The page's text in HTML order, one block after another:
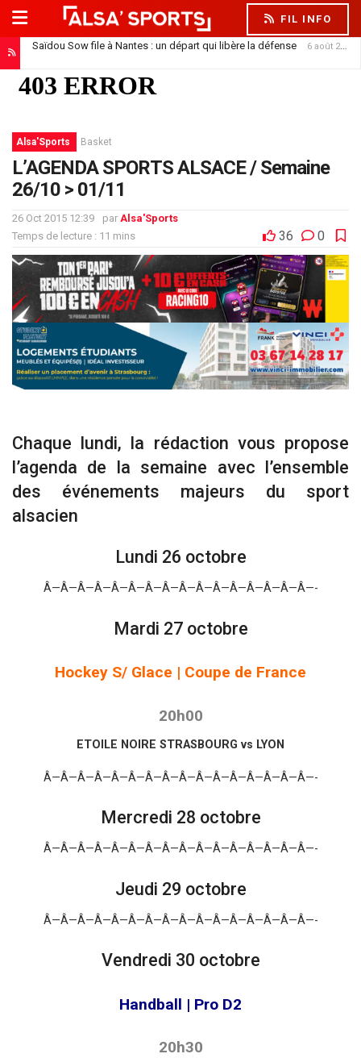
FIL INFO
Saïdou Sow file à Nantes : un départ qui libère la défense 6 août 2026
Alsa'Sports Basket
L’AGENDA SPORTS ALSACE / Semaine
26/10 > 01/11
26 Oct 2015 12:39 par Alsa'Sports
Temps de lecture : 11 mins
36 0
Chaque lundi, la rédaction vous propose
l’agenda de la semaine avec l’ensemble
des événements majeurs du sport
alsacien
Lundi 26 octobre
Â—Â—Â—Â—Â—Â—Â—Â—Â—Â—Â—Â—Â—Â—Â—Â—-
Mardi 27 octobre
Hockey S/ Glace | Coupe de France
20h00
ETOILE NOIRE STRASBOURG vs LYON
Â—Â—Â—Â—Â—Â—Â—Â—Â—Â—Â—Â—Â—Â—Â—Â—-
Mercredi 28 octobre
Â—Â—Â—Â—Â—Â—Â—Â—Â—Â—Â—Â—Â—Â—Â—Â—-
Jeudi 29 octobre
Â—Â—Â—Â—Â—Â—Â—Â—Â—Â—Â—Â—Â—Â—Â—Â—-
Vendredi 30 octobre
Handball | Pro D2
20h30